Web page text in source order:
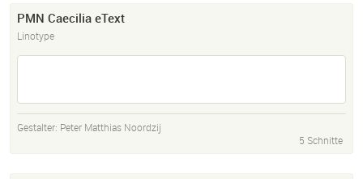
PMN Caecilia eText
Linotype
Gestalter: Peter Matthias Noordzij
5 Schnitte